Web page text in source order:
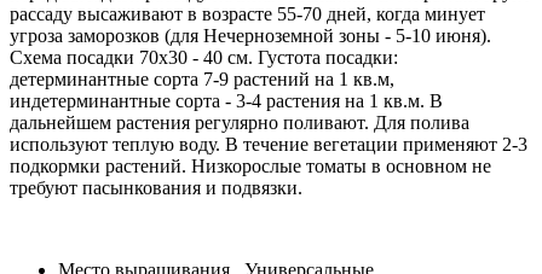
рассаду высаживают в возрасте 55-70 дней, когда минует
угроза заморозков (для Нечерноземной зоны - 5-10 июня).
Схема посадки 70х30 - 40 см. Густота посадки:
детерминантные сорта 7-9 растений на 1 кв.м,
индетерминантные сорта - 3-4 растения на 1 кв.м. В
дальнейшем растения регулярно поливают. Для полива
используют теплую воду. В течение вегетации применяют 2-3
подкормки растений. Низкорослые томаты в основном не
требуют пасынкования и подвязки.
Место выращивания Универсальные